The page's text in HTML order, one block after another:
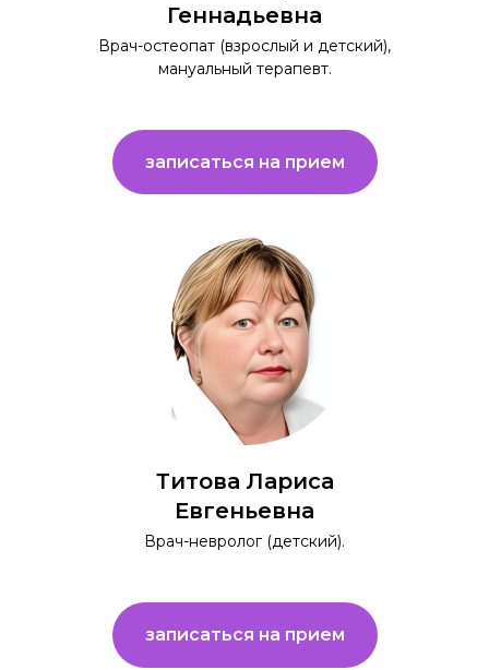
Геннадьевна
Врач-остеопат (взрослый и детский),
мануальный терапевт.
записаться на прием
Титова Лариса
Евгеньевна
Врач-невролог (детский).
записаться на прием